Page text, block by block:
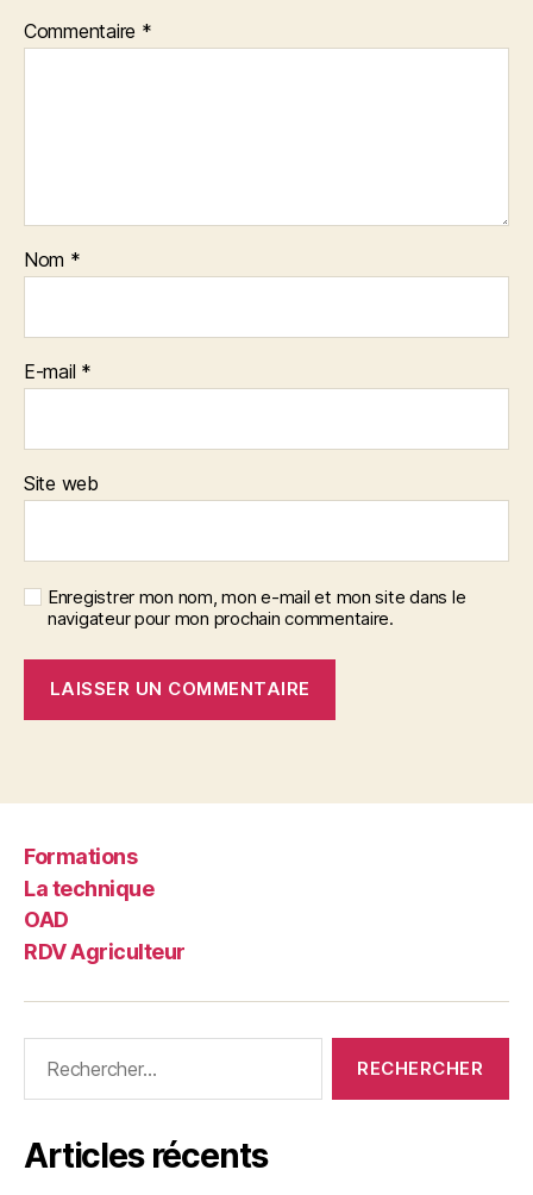
Commentaire *
Nom *
E-mail *
Site web
Enregistrer mon nom, mon e-mail et mon site dans le
navigateur pour mon prochain commentaire.
Formations
La technique
OAD
RDV Agriculteur
Articles récents